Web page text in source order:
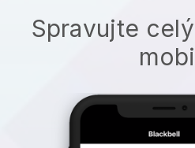
Spravujte